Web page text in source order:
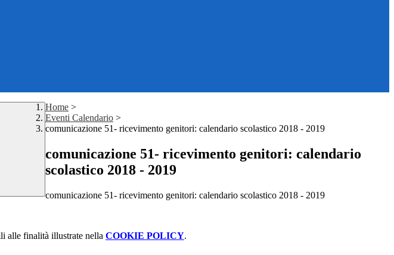
Home >
Eventi Calendario >
comunicazione 51- ricevimento genitori: calendario scolastico 2018 - 2019
comunicazione 51- ricevimento genitori: calendario
scolastico 2018 - 2019
comunicazione 51- ricevimento genitori: calendario scolastico 2018 - 2019
alle finalità illustrate nella COOKIE POLICY.